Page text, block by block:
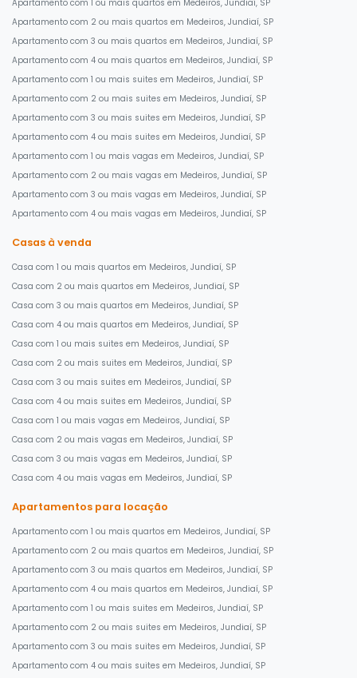
Apartamento com 1 ou mais quartos em Medeiros, Jundiaí, SP
Apartamento com 2 ou mais quartos em Medeiros, Jundiaí, SP
Apartamento com 3 ou mais quartos em Medeiros, Jundiaí, SP
Apartamento com 4 ou mais quartos em Medeiros, Jundiaí, SP
Apartamento com 1 ou mais suites em Medeiros, Jundiaí, SP
Apartamento com 2 ou mais suites em Medeiros, Jundiaí, SP
Apartamento com 3 ou mais suites em Medeiros, Jundiaí, SP
Apartamento com 4 ou mais suites em Medeiros, Jundiaí, SP
Apartamento com 1 ou mais vagas em Medeiros, Jundiaí, SP
Apartamento com 2 ou mais vagas em Medeiros, Jundiaí, SP
Apartamento com 3 ou mais vagas em Medeiros, Jundiaí, SP
Apartamento com 4 ou mais vagas em Medeiros, Jundiaí, SP
Casas à venda
Casa com 1 ou mais quartos em Medeiros, Jundiaí, SP
Casa com 2 ou mais quartos em Medeiros, Jundiaí, SP
Casa com 3 ou mais quartos em Medeiros, Jundiaí, SP
Casa com 4 ou mais quartos em Medeiros, Jundiaí, SP
Casa com 1 ou mais suites em Medeiros, Jundiaí, SP
Casa com 2 ou mais suites em Medeiros, Jundiaí, SP
Casa com 3 ou mais suites em Medeiros, Jundiaí, SP
Casa com 4 ou mais suites em Medeiros, Jundiaí, SP
Casa com 1 ou mais vagas em Medeiros, Jundiaí, SP
Casa com 2 ou mais vagas em Medeiros, Jundiaí, SP
Casa com 3 ou mais vagas em Medeiros, Jundiaí, SP
Casa com 4 ou mais vagas em Medeiros, Jundiaí, SP
Apartamentos para locação
Apartamento com 1 ou mais quartos em Medeiros, Jundiaí, SP
Apartamento com 2 ou mais quartos em Medeiros, Jundiaí, SP
Apartamento com 3 ou mais quartos em Medeiros, Jundiaí, SP
Apartamento com 4 ou mais quartos em Medeiros, Jundiaí, SP
Apartamento com 1 ou mais suites em Medeiros, Jundiaí, SP
Apartamento com 2 ou mais suites em Medeiros, Jundiaí, SP
Apartamento com 3 ou mais suites em Medeiros, Jundiaí, SP
Apartamento com 4 ou mais suites em Medeiros, Jundiaí, SP